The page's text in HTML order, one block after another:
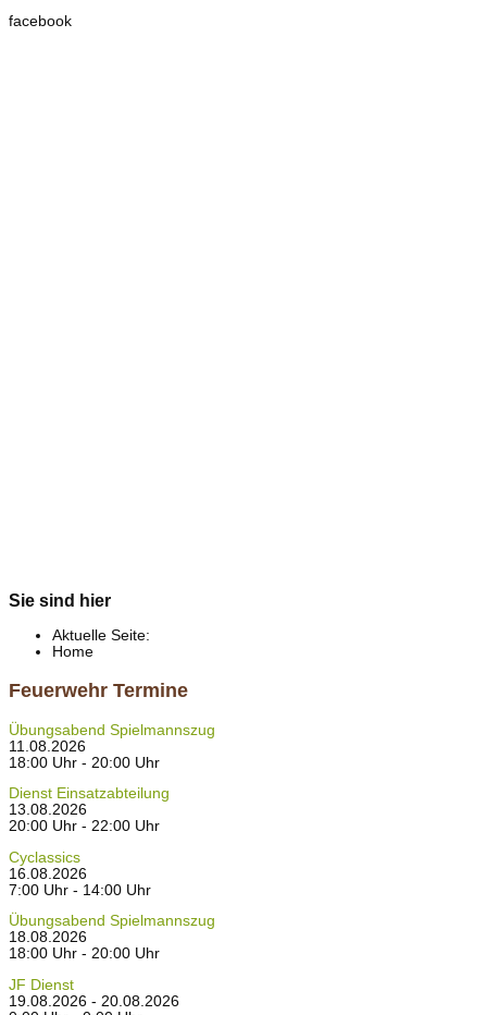
facebook
Sie sind hier
Aktuelle Seite:
Home
Feuerwehr Termine
Übungsabend Spielmannszug
11.08.2026
18:00 Uhr - 20:00 Uhr
Dienst Einsatzabteilung
13.08.2026
20:00 Uhr - 22:00 Uhr
Cyclassics
16.08.2026
7:00 Uhr - 14:00 Uhr
Übungsabend Spielmannszug
18.08.2026
18:00 Uhr - 20:00 Uhr
JF Dienst
19.08.2026 - 20.08.2026